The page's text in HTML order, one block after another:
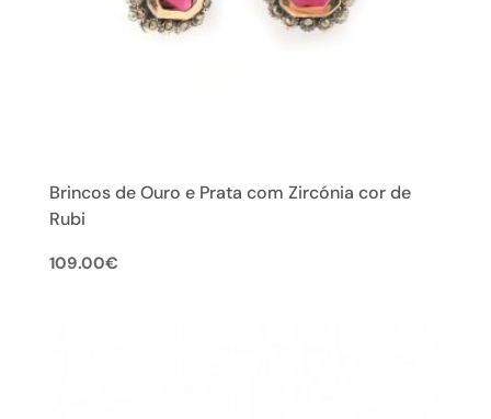
Brincos de Ouro e Prata com Zircónia cor de
Rubi
109.00€